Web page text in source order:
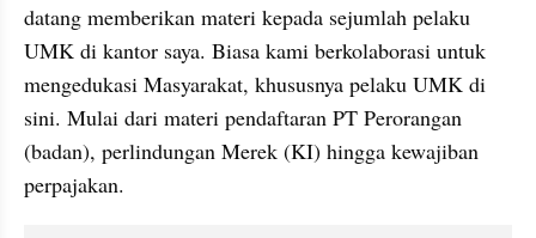
datang memberikan materi kepada sejumlah pelaku
UMK di kantor saya. Biasa kami berkolaborasi untuk
mengedukasi Masyarakat, khususnya pelaku UMK di
sini. Mulai dari materi pendaftaran PT Perorangan
(badan), perlindungan Merek (KI) hingga kewajiban
perpajakan.